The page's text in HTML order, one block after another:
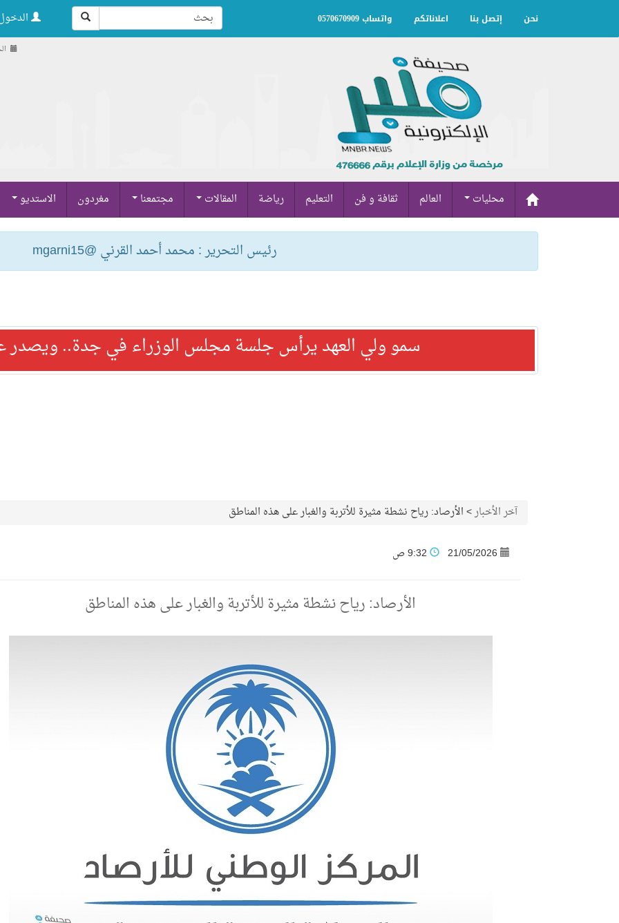
نحن إتصل بنا اعلاناتكم واتساب 0570670909
محليات العالم ثقافة و فن التعليم رياضة المقالات مجتمعنا مغردون الاستديو
رئيس التحرير : محمد أحمد القرني @mgarni15
سمو ولي العهد يرأس جلسة مجلس الوزراء في جدة.. ويصدر
آخر الأخبار>الأرصاد: رياح نشطة مثيرة للأتربة والغبار على هذه المناطق
21/05/2026
الأرصاد: رياح نشطة مثيرة للأتربة والغبار على هذه المناطق